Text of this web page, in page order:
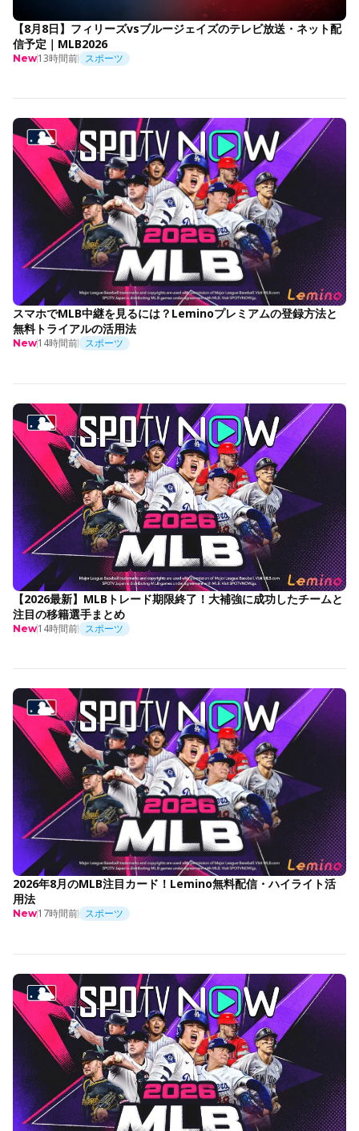
【8月8日】フィリーズvsブルージェイズのテレビ放送・ネット配
信予定｜MLB2026
New13時間前 スポーツ
スマホでMLB中継を見るには？Leminoプレミアムの登録方法と
無料トライアルの活用法
New14時間前 スポーツ
【2026最新】MLBトレード期限終了！大補強に成功したチームと
注目の移籍選手まとめ
New14時間前 スポーツ
2026年8月のMLB注目カード！Lemino無料配信・ハイライト活
用法
New17時間前 スポーツ